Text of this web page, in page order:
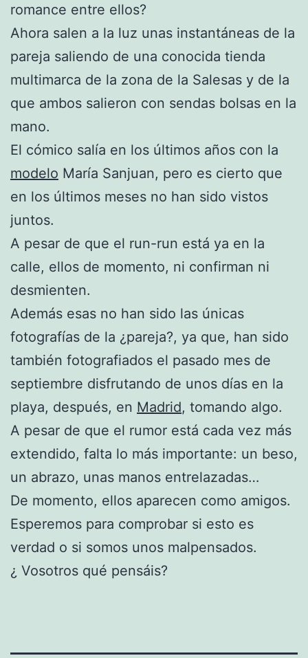
romance entre ellos?
Ahora salen a la luz unas instantáneas de la
pareja saliendo de una conocida tienda
multimarca de la zona de la Salesas y de la
que ambos salieron con sendas bolsas en la
mano.
El cómico salía en los últimos años con la
modelo María Sanjuan, pero es cierto que
en los últimos meses no han sido vistos
juntos.
A pesar de que el run-run está ya en la
calle, ellos de momento, ni confirman ni
desmienten.
Además esas no han sido las únicas
fotografías de la ¿pareja?, ya que, han sido
también fotografiados el pasado mes de
septiembre disfrutando de unos días en la
playa, después, en Madrid, tomando algo.
A pesar de que el rumor está cada vez más
extendido, falta lo más importante: un beso,
un abrazo, unas manos entrelazadas…
De momento, ellos aparecen como amigos.
Esperemos para comprobar si esto es
verdad o si somos unos malpensados.
¿ Vosotros qué pensáis?